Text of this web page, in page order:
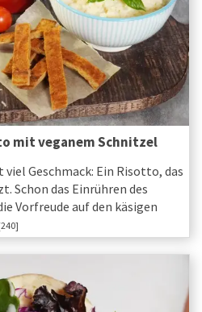
mit veganem Schnitzel
Geschmack: Ein Risotto, das
Schon das Einrühren des
Vorfreude auf den käsigen